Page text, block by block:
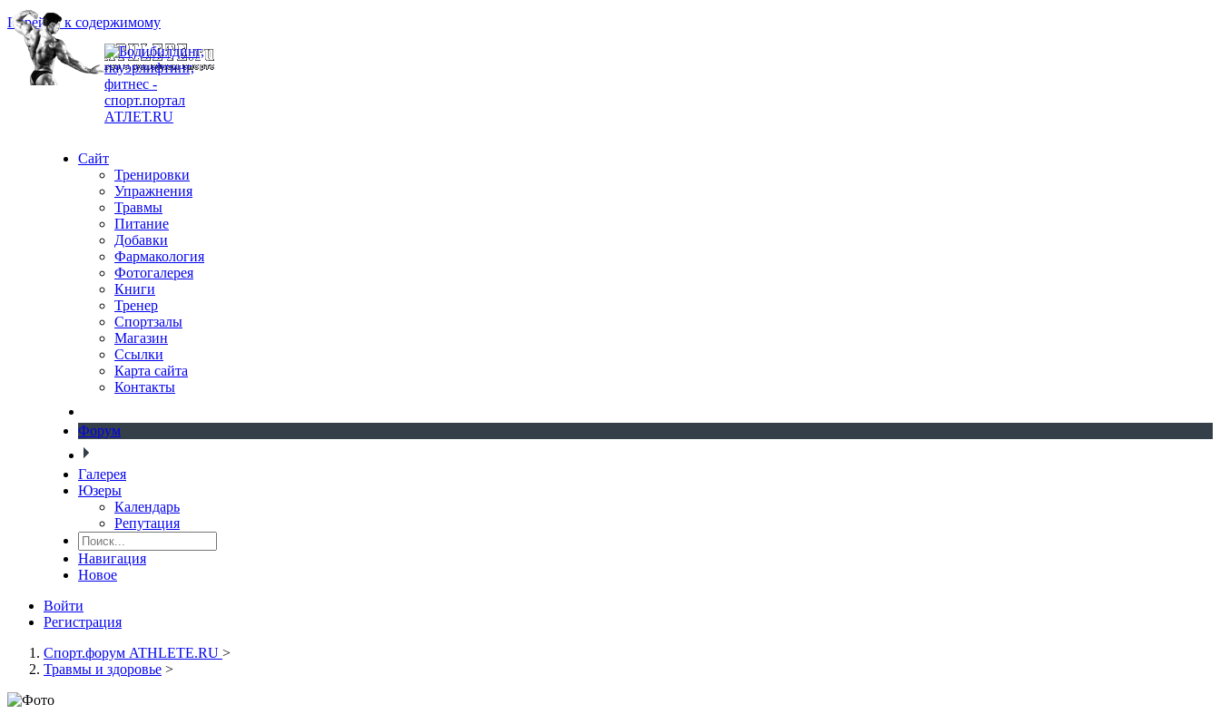
Перейти к содержимому
Сайт
Тренировки
Упражнения
Травмы
Питание
Добавки
Фармакология
Фотогалерея
Книги
Тренер
Спортзалы
Магазин
Ссылки
Карта сайта
Контакты
Форум
Галерея
Юзеры
Календарь
Репутация
Навигация
Новое
Войти
Регистрация
Спорт.форум ATHLETE.RU >
Травмы и здоровье >